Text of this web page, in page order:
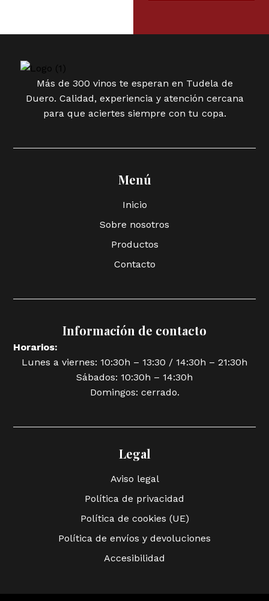
Más de 300 vinos te esperan en Tudela de
Duero. Calidad, experiencia y atención cercana
para que aciertes siempre con tu copa.
Menú
Inicio
Sobre nosotros
Productos
Contacto
Información de contacto
Horarios:
Lunes a viernes: 10:30h – 13:30 / 14:30h – 21:30h
Sábados: 10:30h – 14:30h
Domingos: cerrado.
Legal
Aviso legal
Política de privacidad
Política de cookies (UE)
Política de envíos y devoluciones
Accesibilidad